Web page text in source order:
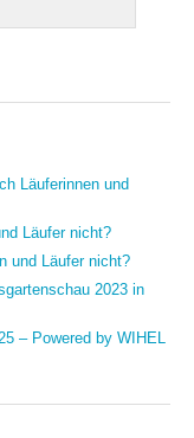
Läuferinnen und
Läufer nicht?
und Läufer nicht?
2023 in
– Powered by WIHEL